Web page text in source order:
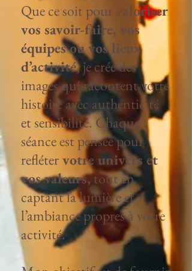
Que ce soit pour valoriser
vos savoir-faire, vos
équipes ou vos lieux
d’activité,je crée des
images qui racontent votre
histoire avec authenticité
et sensibilité. Chaque
séance est pensée pour
reflétervotre univers et
vos valeurs,tout en
captant la lumière et
l’ambiance propres à votre
activité.